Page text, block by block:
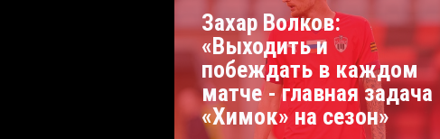
Захар Волков:
«Выходить и
побеждать в каждом
матче - главная задача
«Химок» на сезон»